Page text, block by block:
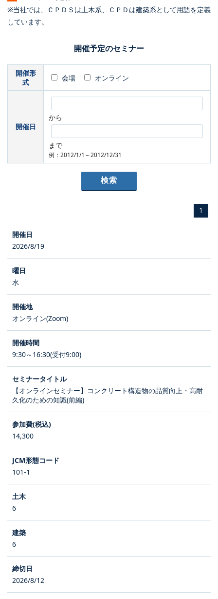
※当社では、ＣＰＤＳは土木系、ＣＰＤは建築系として用語を定義
しています。
開催予定のセミナー
開催形
式
会場 オンライン
開催日
から
まで
例：2012/1/1～2012/12/31
1
2026/8/19
水
オンライン(Zoom)
9:30～16:30(受付9:00)
【オンラインセミナー】コンクリート構造物の品質向上・高耐
久化のための知識(前編)
14,300
101-1
6
6
2026/8/12